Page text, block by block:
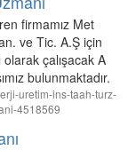
firmamız Met
ve Tic. A.Ş için
çalışacak A
bulunmaktadır.
uretim-ins-taah-turz-
4518569